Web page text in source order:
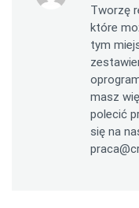
Tworzę
które
tym
masz
polecić
się na